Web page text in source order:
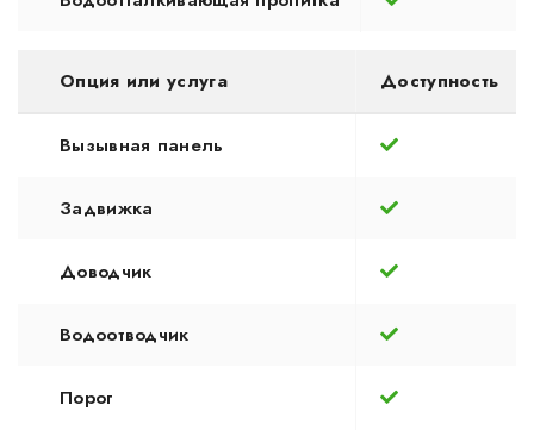
Опция или услуга Доступность
Вызывная панель
Задвижка
Доводчик
Водоотводчик
Порог